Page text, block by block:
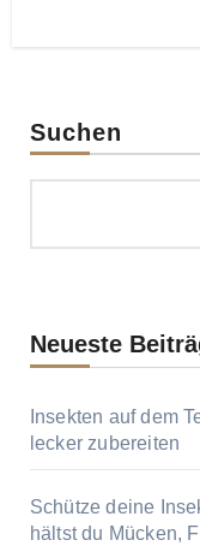
Suchen
Neueste
Insekten auf dem
lecker zubereiten
Schütze deine
hältst du Mücken,